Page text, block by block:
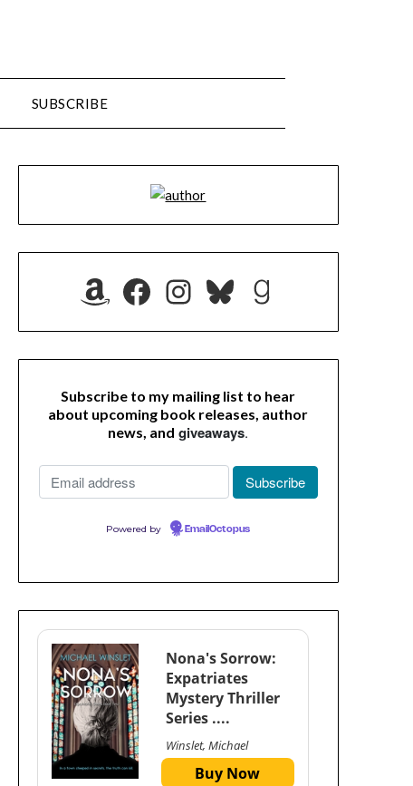
SUBSCRIBE
Amazon
Facebook
Instagram
BlueskyGoodreads
Subscribe to my mailing list to hear
about upcoming book releases, author
news, and giveaways.
Powered by EmailOctopus
Nona's Sorrow:
Expatriates
Mystery Thriller
Series ....
Winslet, Michael
Buy Now